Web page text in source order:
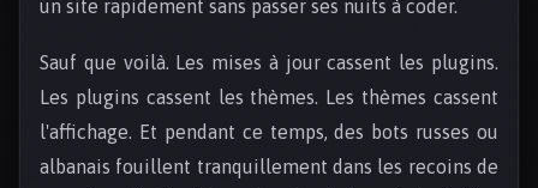
un site rapidement sans passer ses nuits à coder.
Sauf que voilà. Les mises à jour cassent les plugins.
Les plugins cassent les thèmes. Les thèmes cassent
l'affichage. Et pendant ce temps, des bots russes ou
albanais fouillent tranquillement dans les recoins de